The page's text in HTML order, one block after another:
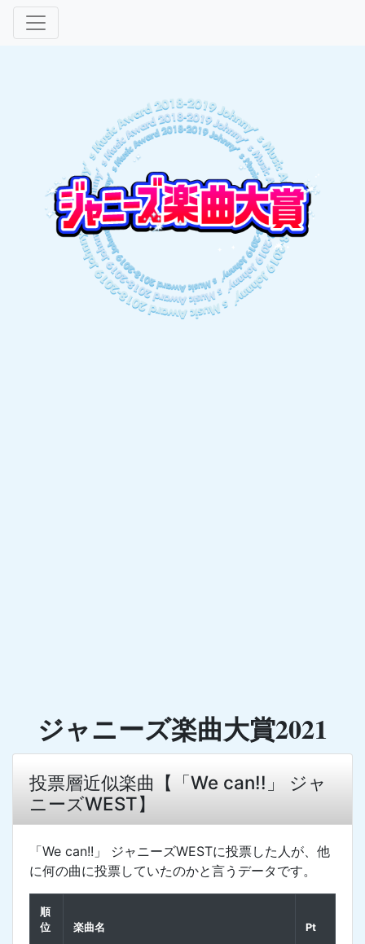
ジャニーズ楽曲大賞2021
投票層近似楽曲【「We can!!」 ジャ
ニーズWEST】
「We can!!」 ジャニーズWESTに投票した人が、他
に何の曲に投票していたのかと言うデータです。
順
位
楽曲名 Pt